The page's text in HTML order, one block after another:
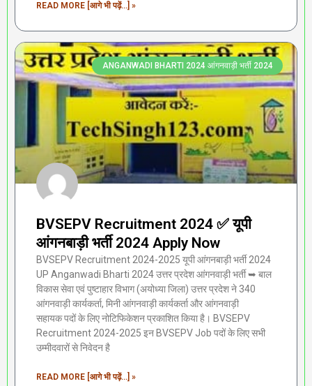
READ MORE [आगे भी पढ़ें...] »
ANGANWADI BHARTI 2024 आंगनवाड़ी भर्ती 2024
BVSEPV Recruitment 2024 ✅ यूपी
आंगनबाड़ी भर्ती 2024 Apply Now
BVSEPV Recruitment 2024-2025 यूपी आंगनबाड़ी भर्ती 2024
UP Anganwadi Bharti 2024 उत्तर प्रदेश आंगनवाड़ी भर्ती ➥ बाल
विकास सेवा एवं पुष्टाहार विभाग (अयोध्या जिला) उत्तर प्रदेश ने 340
आंगनवाड़ी कार्यकर्ता, मिनी आंगनवाड़ी कार्यकर्ता और आंगनवाड़ी
सहायक पदों के लिए नोटिफिकेशन प्रकाशित किया है। BVSEPV
Recruitment 2024-2025 इन BVSEPV Job पदों के लिए सभी
उम्मीदवारों से निवेदन है
READ MORE [आगे भी पढ़ें...] »